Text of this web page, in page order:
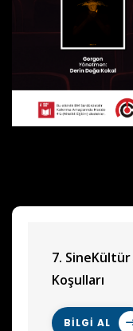
7. SineKültür
Koşulları
BİLGİ AL